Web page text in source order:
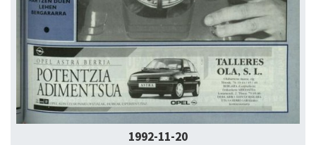
1992-11-20